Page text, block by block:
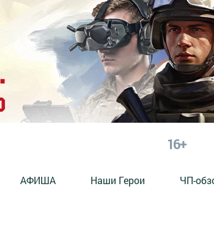
16+
АФИША Наши Герои ЧП-